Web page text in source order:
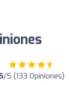
/5 (133 Opiniones)